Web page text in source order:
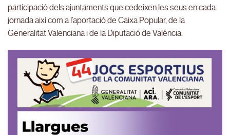
participació dels ajuntaments que cedeixen les seus en cada
jornada així com a l’aportació de Caixa Popular, de la
Generalitat Valenciana i de la Diputació de València.